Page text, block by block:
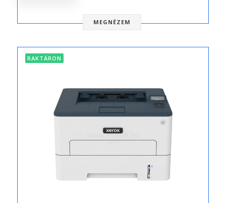
MEGNÉZEM
RAKTÁRON